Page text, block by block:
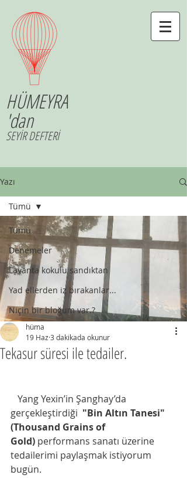
HÜMEYRA
'dan
SEYİR DEFTERİ
Yazı
Tümü
Denemeler
Lavanta kokulu sandıktan
Yad ellerden iz bırakanlar...
Niçin bir bloğum var.?
Tümü
Tekasur süresi ile tedailer.
hüma
19 Haz 3 dakikada okunur
gerçekleştirdiği "Bin Altın Tanesi"
(Thousand Grains of
Gold) performans sanatı üzerine
tedailerimi paylaşmak istiyorum
bugün.